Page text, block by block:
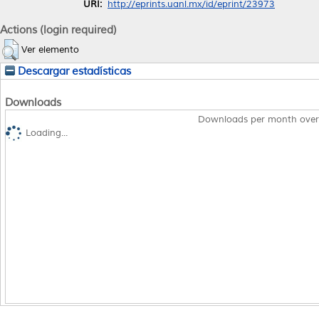
URI: http://eprints.uanl.mx/id/eprint/23973
Actions (login required)
Ver elemento
Descargar estadísticas
Downloads
Downloads per month
Loading...